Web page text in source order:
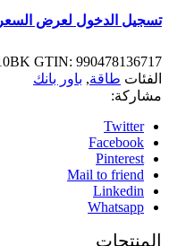
تسجيل الدخول لعرض السعر
GTIN: 990478136717
الفئات طاقة, باور بانك
مشاركة:
Twitter
Facebook
Pinterest
Mail to friend
Linkedin
Whatsapp
المنتجات